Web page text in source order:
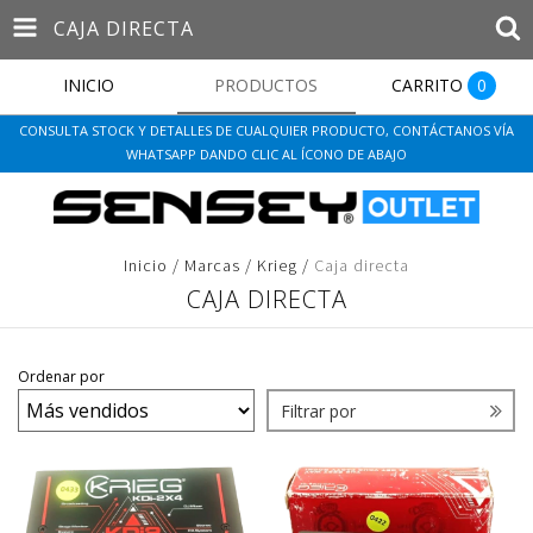
CAJA DIRECTA
INICIO PRODUCTOS CARRITO 0
CONSULTA STOCK Y DETALLES DE CUALQUIER PRODUCTO, CONTÁCTANOS VÍA
WHATSAPP DANDO CLIC AL ÍCONO DE ABAJO
Inicio / Marcas / Krieg / Caja directa
CAJA DIRECTA
Ordenar por
Filtrar por